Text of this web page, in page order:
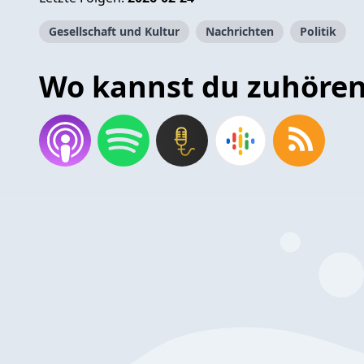
Gesellschaft und Kultur Nachrichten Politik
Wo kannst du